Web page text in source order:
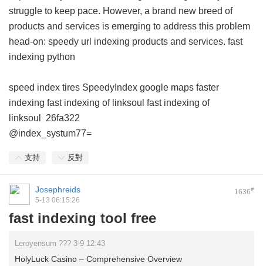
struggle to keep pace. However, a brand new breed of
products and services is emerging to address this problem
head-on: speedy url indexing products and services. fast
indexing python
speed index tires SpeedyIndex google maps faster
indexing fast indexing of linksoul fast indexing of
linksoul
26fa322
@index_systum77=
支持 反對
1636#
Josephreids
5-13 06:15:26
fast indexing tool free
Leroyensum ??? 3-9 12:43
HolyLuck Casino – Comprehensive Overview